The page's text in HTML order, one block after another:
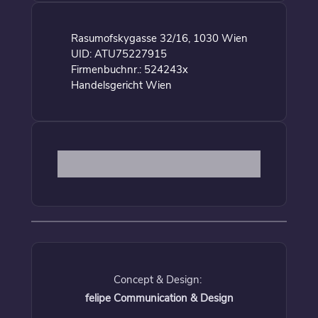
Rasumofskygasse 32/16, 1030 Wien
UID: ATU75227915
Firmenbuchnr.: 524243x
Handelsgericht Wien
Concept & Design:
felipe Communication & Design